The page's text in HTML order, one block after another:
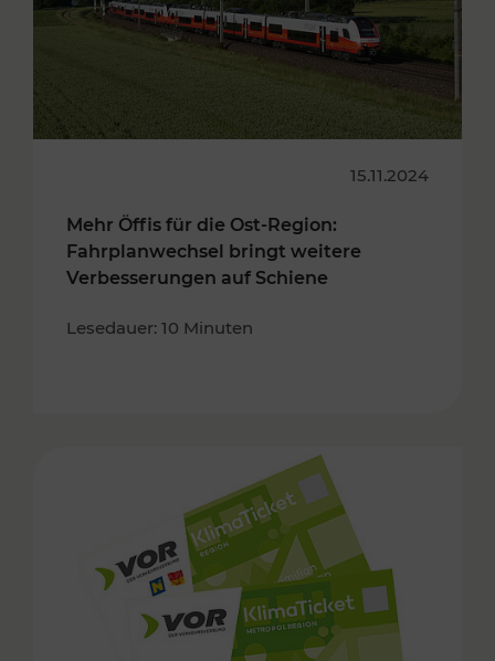
15.11.2024
Mehr Öffis für die Ost-Region:
Fahrplanwechsel bringt weitere
Verbesserungen auf Schiene
Lesedauer: 10 Minuten